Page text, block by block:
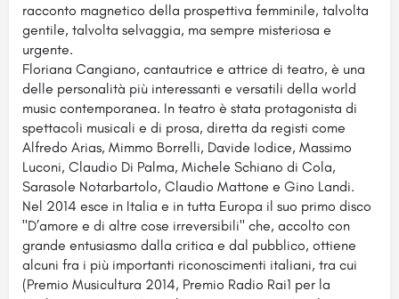
racconto magnetico della prospettiva femminile, talvolta
gentile, talvolta selvaggia, ma sempre misteriosa e
urgente.
Floriana Cangiano, cantautrice e attrice di teatro, è una
delle personalità più interessanti e versatili della world
music contemporanea. In teatro è stata protagonista di
spettacoli musicali e di prosa, diretta da registi come
Alfredo Arias, Mimmo Borrelli, Davide Iodice, Massimo
Luconi, Claudio Di Palma, Michele Schiano di Cola,
Sarasole Notarbartolo, Claudio Mattone e Gino Landi.
Nel 2014 esce in Italia e in tutta Europa il suo primo disco
"D’amore e di altre cose irreversibili" che, accolto con
grande entusiasmo dalla critica e dal pubblico, ottiene
alcuni fra i più importanti riconoscimenti italiani, tra cui
(Premio Musicultura 2014, Premio Radio Rai1 per la